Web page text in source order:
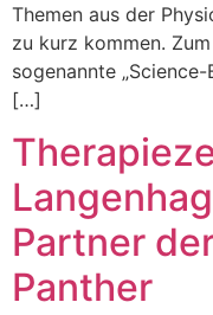
Themen aus der
zu kurz kommen.
sogenannte
[…]
Partner
Panther